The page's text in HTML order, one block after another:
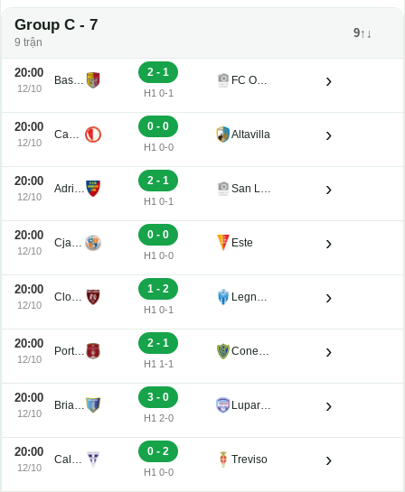
Group C - 7
9 trận
9↑↓
20:00
12/10
Bassano Virtus
2 - 1
H1 0-1
FC Obermais ›
20:00
12/10
Campodarsego
0 - 0
H1 0-0
Altavilla ›
20:00
12/10
Adriese
2 - 1
H1 0-1
San Luigi ›
20:00
12/10
Cjarlins Muzane
0 - 0
H1 0-0
Este ›
20:00
12/10
Clodiense
1 - 2
H1 0-1
Legnago Salus ›
20:00
12/10
Portogruaro
2 - 1
H1 1-1
Conegliano ›
20:00
12/10
Brian Lignano
3 - 0
H1 2-0
Luparense ›
20:00
12/10
Calvi Noale
0 - 2
H1 0-0
Treviso ›